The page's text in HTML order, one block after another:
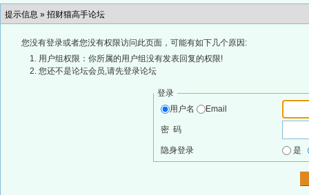
提示信息 » 招财猫高手论坛
您没有登录或者您没有权限访问此页面，可能有如下几个原因:
用户组权限：你所属的用户组没有发表回复的权限!
您还不是论坛会员,请先登录论坛
登录
用户名
Email
密 码
隐身登录 是